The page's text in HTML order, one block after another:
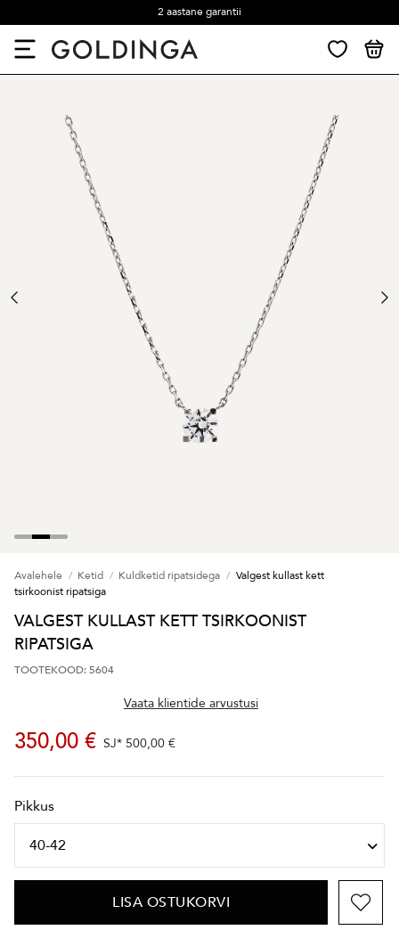
2 aastane garantii
Avalehele Ketid Kuldketid ripatsidega
Valgest kullast kett
tsirkoonist ripatsiga
VALGEST KULLAST KETT TSIRKOONIST
RIPATSIGA
TOOTEKOOD: 5604
Vaata klientide arvustusi
350,00 € SJ* 500,00 €
Pikkus
LISA OSTUKORVI